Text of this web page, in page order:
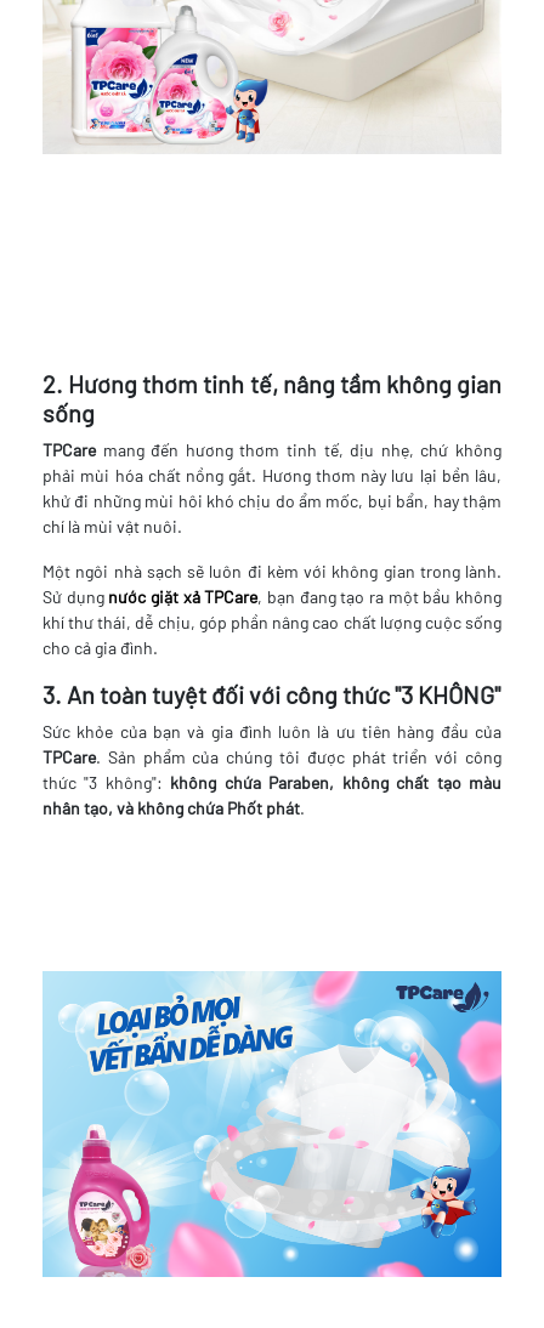
2. Hương thơm tinh tế, nâng tầm không gian
sống
TPCaremang đến hương thơm tinh tế, dịu nhẹ, chứ không
phải mùi hóa chất nồng gắt. Hương thơm này lưu lại bền lâu,
khử đi những mùi hôi khó chịu do ẩm mốc, bụi bẩn, hay thậm
chí là mùi vật nuôi.
Một ngôi nhà sạch sẽ luôn đi kèm với không gian trong lành.
Sử dụng nước giặt xả TPCare, bạn đang tạo ra một bầu không
khí thư thái, dễ chịu, góp phần nâng cao chất lượng cuộc sống
cho cả gia đình.
3. An toàn tuyệt đối với công thức "3 KHÔNG"
Sức khỏe của bạn và gia đình luôn là ưu tiên hàng đầu của
TPCare. Sản phẩm của chúng tôi được phát triển với công
thức "3 không": không chứa Paraben, không chất tạo màu
nhân tạo, và không chứa Phốt phát.